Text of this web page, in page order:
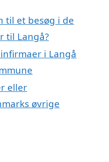
til et besøg i de
til Langå?
i Langå
eller
øvrige